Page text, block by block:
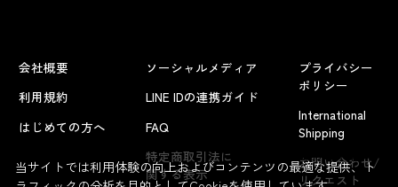
よくあるお問い合わせ
会社概要
利用規約
はじめての方へ
ソーシャルメディア
LINE IDの連携ガイド
FAQ
特定商取引法に
関する表示
プライバシー
ポリシー
International
Shipping
お問い合わせ/
リクエスト
当サイトでは利用体験の向上およびコンテンツの最適な提供、ト